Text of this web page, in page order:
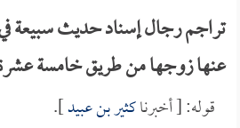
تراجم رجال إسناد حديث سبيعة في
عنها زوجها من طريق خامسة
قوله: [ أخبرناكثير بن عبيد].